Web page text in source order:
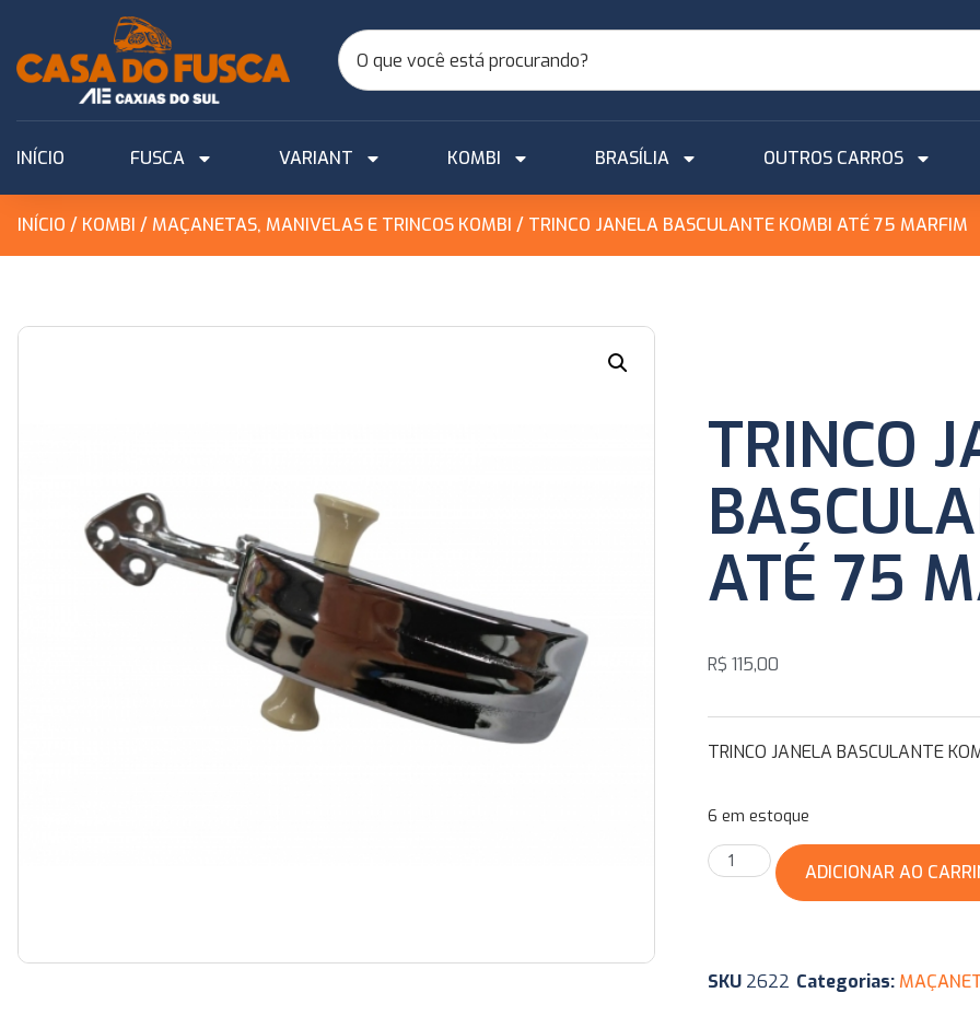
INÍCIO FUSCA VARIANT KOMBI BRASÍLIA OUTROS CARROS
INÍCIO / KOMBI / MAÇANETAS, MANIVELAS E TRINCOS KOMBI / TRINCO JANELA BASCULANTE KOMBI ATÉ 75 MARFIM
TRINCO
ATÉ 75
R$ 115,00
TRINCO JANELA BASCULANTE
6 em estoque
ADICIONAR AO
SKU 2622 Categorias: